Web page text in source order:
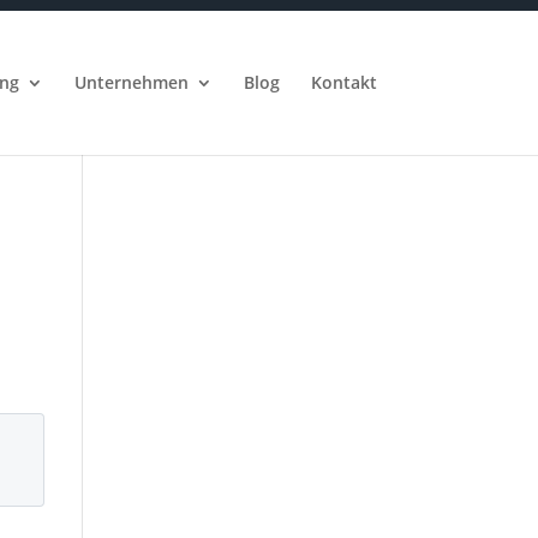
Unternehmen Blog Kontakt